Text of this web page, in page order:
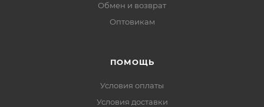
Обмен и возврат
Оптовикам
ПОМОЩЬ
Условия оплаты
Условия доставки